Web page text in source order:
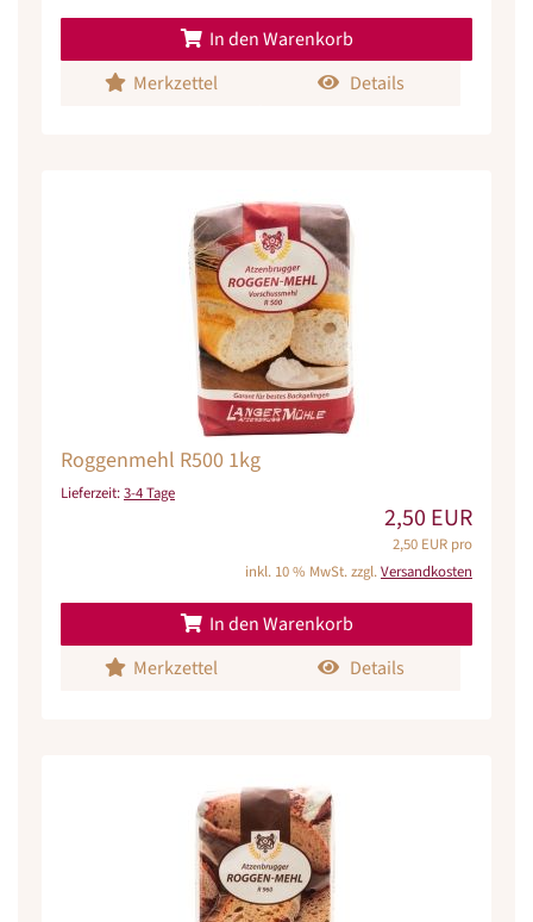
In den Warenkorb
Merkzettel
Details
Roggenmehl R500 1kg
Lieferzeit:3-4 Tage
2,50 EUR
2,50 EUR pro
inkl. 10 % MwSt. zzgl.Versandkosten
In den Warenkorb
Merkzettel
Details